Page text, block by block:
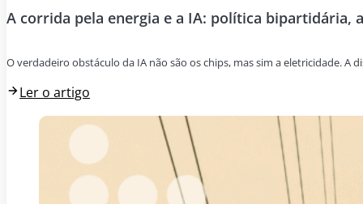
A corrida pela energia e a IA: política bipartidária,
O verdadeiro obstáculo da IA não são os chips, mas sim a eletricidade.
Ler o artigo